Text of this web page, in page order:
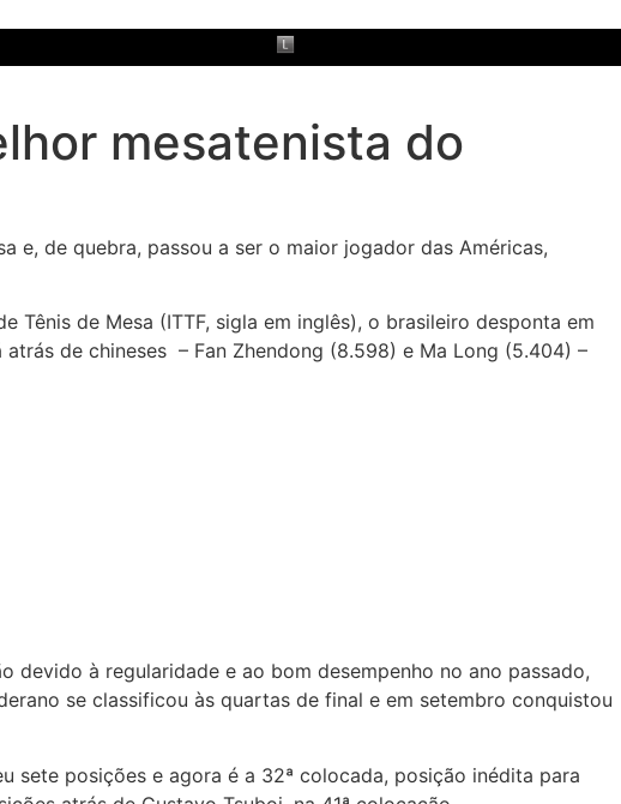
mesatenista do
e, de quebra, passou a ser o maior jogador das Américas,
de Mesa (ITTF, sigla em inglês), o brasileiro desponta em
de chineses – Fan Zhendong (8.598) e Ma Long (5.404) –
devido à regularidade e ao bom desempenho no ano passado,
se classificou às quartas de final e em setembro conquistou
sete posições e agora é a 32ª colocada, posição inédita para